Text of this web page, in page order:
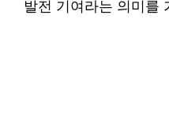
발전 기여라는 의미를